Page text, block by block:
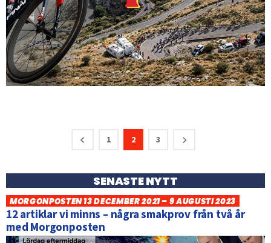
1 2 3
SENASTE NYTT
MORGONPOSTEN 13 DECEMBER 2021 – 9 AUGUSTI 2023
12 artiklar vi minns – några smakprov från två år
med Morgonposten